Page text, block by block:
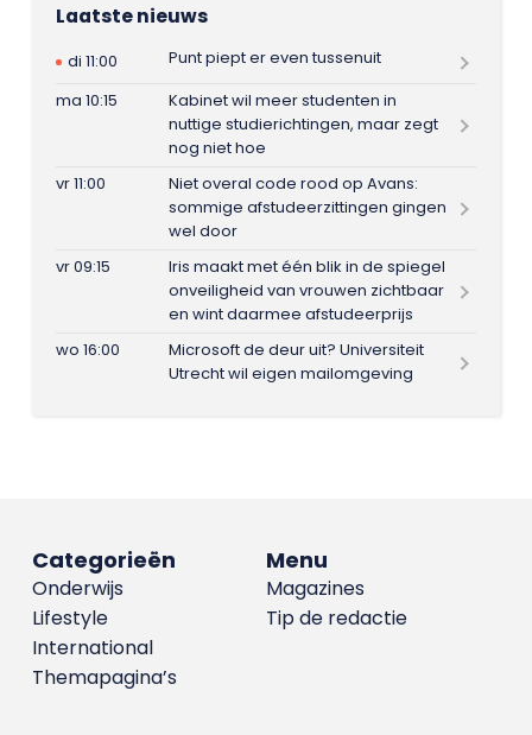
Laatste nieuws
di 11:00
Punt piept er even tussenuit
ma 10:15
Kabinet wil meer studenten in
nuttige studierichtingen, maar zegt
nog niet hoe
vr 11:00
Niet overal code rood op Avans:
sommige afstudeerzittingen gingen
wel door
vr 09:15
Iris maakt met één blik in de spiegel
onveiligheid van vrouwen zichtbaar
en wint daarmee afstudeerprijs
wo 16:00
Microsoft de deur uit? Universiteit
Utrecht wil eigen mailomgeving
Menu
Magazines
Tip de redactie
Categorieën
Onderwijs
Lifestyle
International
Themapagina’s